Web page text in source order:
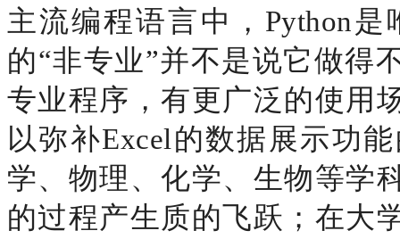
主流编程语言中，Python
的“非专业”并不是说它做得
专业程序，有更广泛的使用
以弥补Excel的数据展示功
学、物理、化学、生物等学
的过程产生质的飞跃；在大